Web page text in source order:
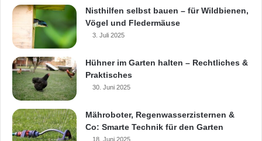
Nisthilfen selbst bauen – für Wildbienen,
Vögel und Fledermäuse
3. Juli 2025
Hühner im Garten halten – Rechtliches &
Praktisches
30. Juni 2025
Mähroboter, Regenwasserzisternen &
Co: Smarte Technik für den Garten
18. Juni 2025